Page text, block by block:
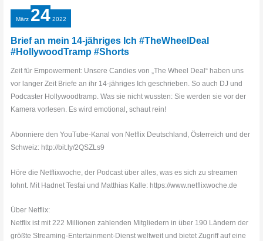
#TheWheelDeal
#YonceBanks
#Shorts
März 24 2022
Brief an mein 14-jähriges Ich #TheWheelDeal
#HollywoodTramp #Shorts
Zeit für Empowerment: Unsere Candies von „The Wheel Deal“ haben uns
vor langer Zeit Briefe an ihr 14-jähriges Ich geschrieben. So auch DJ und
Podcaster Hollywoodtramp. Was sie nicht wussten: Sie werden sie vor der
Kamera vorlesen. Es wird emotional, schaut rein!
Abonniere den YouTube-Kanal von Netflix Deutschland, Österreich und der
Schweiz: http://bit.ly/2QSZLs9
Höre die Netflixwoche, der Podcast über alles, was es sich zu streamen
lohnt. Mit Hadnet Tesfai und Matthias Kalle: https://www.netflixwoche.de
Über Netflix:
Netflix ist mit 222 Millionen zahlenden Mitgliedern in über 190 Ländern der
größte Streaming-Entertainment-Dienst weltweit und bietet Zugriff auf eine